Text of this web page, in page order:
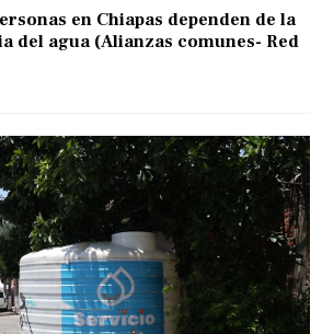
en Chiapas dependen de la
del agua (Alianzas comunes- Red